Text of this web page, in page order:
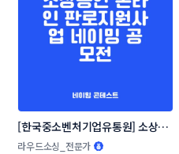
[한국중소벤처기업유통원] 소상공
인 온라인 판로지원사업 네이밍 공
라우드소싱_전문가